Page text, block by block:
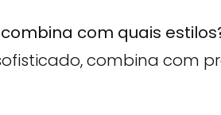
com quais
combina com